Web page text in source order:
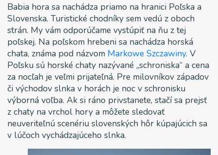
Babia hora sa nachádza priamo na hranici Poľska a
Slovenska. Turistické chodníky sem vedú z oboch
strán. My vám odporúčame vystúpiť na ňu z tej
poľskej. Na poľskom hrebeni sa nachádza horská
chata, známa pod názvom Markowe Szczawiny. V
Poľsku sú horské chaty nazývané „schroniska“ a cena
za nocľah je veľmi prijateľná. Pre milovníkov západov
či východov slnka v horách je noc v schronisku
výborná voľba. Ak si ráno privstanete, stačí sa prejsť
z chaty na vrchol hory a môžete sledovať
neuveriteľnú scenériu slovenských hôr kúpajúcich sa
v lúčoch vychádzajúceho slnka.